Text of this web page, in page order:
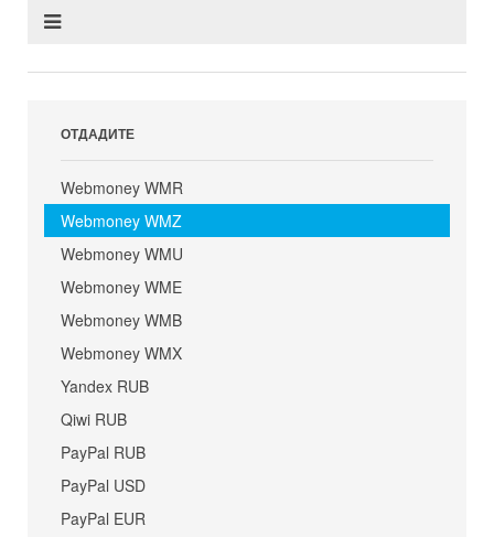
ОТДАДИТЕ
Webmoney WMR
Webmoney WMZ
Webmoney WMU
Webmoney WME
Webmoney WMB
Webmoney WMX
Yandex RUB
Qiwi RUB
PayPal RUB
PayPal USD
PayPal EUR